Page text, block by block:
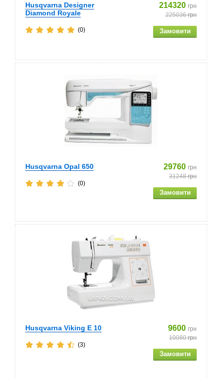
Husqvarna Designer
Diamond Royale
214320 грн
225036грн
(0)
Husqvarna Opal 650 29760 грн
31248грн
(0)
Husqvarna Viking E 10 9600 грн
10080грн
(3)